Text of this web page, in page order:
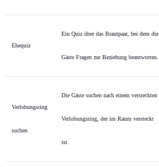
Ehequiz
Ein Quiz über das Brautpaar, bei dem die
Gäste Fragen zur Beziehung beantworten.
Verlobungsring
suchen
Die Gäste suchen nach einem versteckten
Verlobungsring, der im Raum versteckt
ist.